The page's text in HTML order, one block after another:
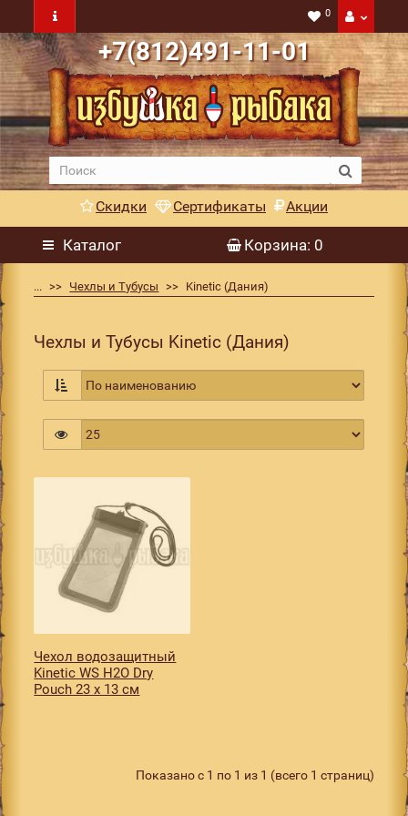
0
+7(812)491-11-01
Скидки Сертификаты Акции
Каталог Корзина: 0
... Чехлы и Тубусы Kinetic (Дания)
Чехлы и Тубусы Kinetic (Дания)
Чехол водозащитный
Kinetic WS H2O Dry
Pouch 23 x 13 см
Показано с 1 по 1 из 1 (всего 1 страниц)